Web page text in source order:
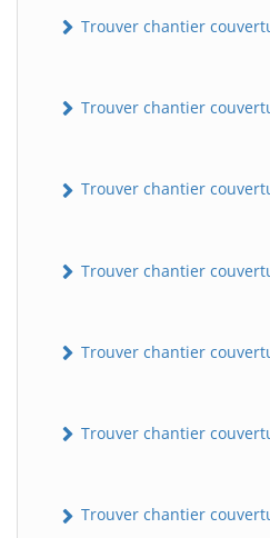
Trouver chantier
Trouver chantier
Trouver chantier
Trouver chantier
Trouver chantier
Trouver chantier
Trouver chantier